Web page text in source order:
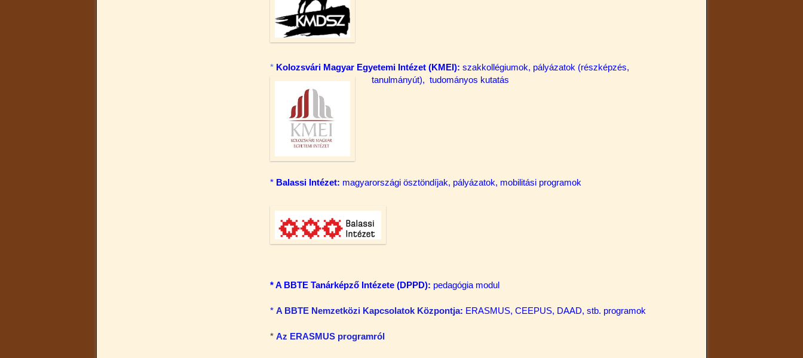
* Kolozsvári Magyar Egyetemi Intézet (KME I): szakkollégiumok, pályázatok (részképzés,
tanulmányút), tudományos kutatás
* Balassi Intézet: magyarországi ösztöndíjak, pályázatok, mobilitási programok
*A BBTE Tanárképző Intézete (DPPD): pedagógia modul
* A BBTE Nemzetközi Kapcsolatok Központja: ERASMUS, CEEPUS, DAAD, stb. programok
* Az ERASMUS programról